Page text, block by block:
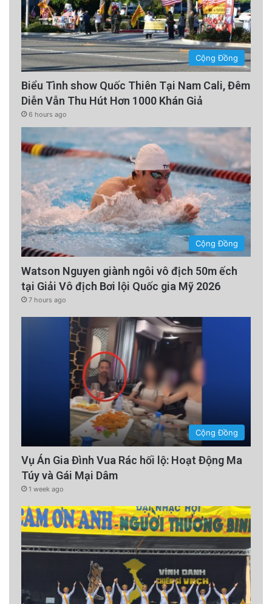
Cộng Đồng
Biểu Tình show Quốc Thiên Tại Nam Cali, Đêm
Diễn Vẫn Thu Hút Hơn 1000 Khán Giả
6 hours ago
Cộng Đồng
Watson Nguyen giành ngôi vô địch 50m ếch
tại Giải Vô địch Bơi lội Quốc gia Mỹ 2026
7 hours ago
Cộng Đồng
Vụ Án Gia Đình Vua Rác hối lộ: Hoạt Động Ma
Túy và Gái Mại Dâm
1 week ago